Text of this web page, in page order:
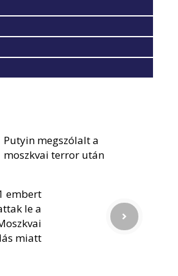
Putyin megszólalt a
moszkvai terror után
embert
le a
miatt